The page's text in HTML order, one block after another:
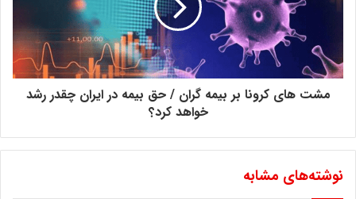
-چینی ها اگر معامله و فعالیت تجاری داشته باشند بیش تر از بیمه
گران خود استفاده می کنند از طرفی بیمه گران ایرانی به دلیل
محدودیت ظرفیتهای نگهداری و فقدان رتبه بندی بین المللی کارشان
برای مراوده با چینی ها چندان اسان نیست.
-احیا برجام و امضا برنامه جامع ایران و چین شرط لازم است اما کافی
نیست چرا که در شرایط فعلی و تجمیع ریسکها در داخل ایران ،
توزیع ریسک و نرخ گذاری بهینه اهمیت بسیاری دارد زمانیکه ریسکها
داخل کشور تجمیع می شود نرخ بالا می رود پس ارتباط با چین از
مشت های کرونا بر بیمه گران / حق بیمه در ایران چقدر رشد
خواهد کرد؟
نوشته‌های مشابه